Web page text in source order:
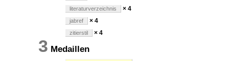
literaturverzeichnis × 4
jabref × 4
zitierstil × 4
3 Medaillen